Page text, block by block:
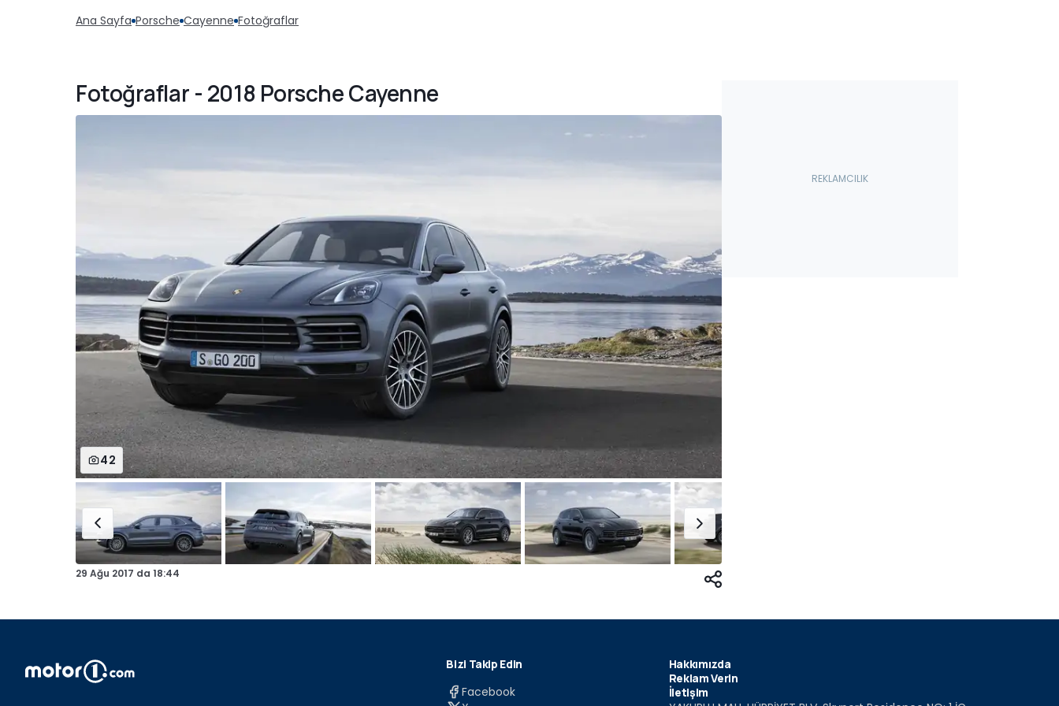
Ana Sayfa Porsche Cayenne Fotoğraflar
Fotoğraflar - 2018 Porsche Cayenne
42
29 Ağu 2017 da 18:44
Bizi Takip Edin
Facebook
Hakkımızda
Reklam Verin
İletişim